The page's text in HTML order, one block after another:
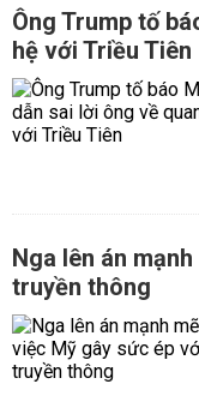
Ông Trump tố
hệ với Triều Tiên
Nga lên án
truyền thông